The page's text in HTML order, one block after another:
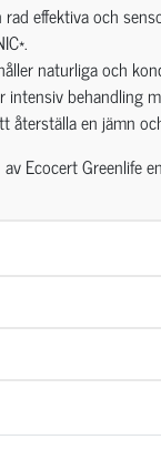
rad effektiva och
naturliga och
intensiv behandling
återställa en jämn
Ecocert Greenlife